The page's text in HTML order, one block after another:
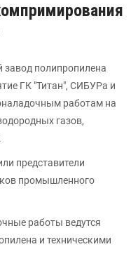
полипропилена
ГК "Титан", СИБУРа и
работам на
газов,
представители
промышленного
работы ведутся
и техническими